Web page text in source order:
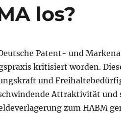
los?
Patent- und
kritisiert worden.
und
Attraktivität und
zum HABM